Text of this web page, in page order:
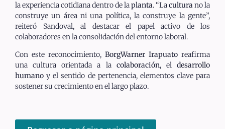
la experiencia cotidiana dentro de laplanta. “Laculturano la
construye un área ni una política, la construye la gente”,
reiteró Sandoval, al destacar el papel activo de los
colaboradores en la consolidación del entorno laboral.
Con este reconocimiento, BorgWarner Irapuato reafirma
una cultura orientada a la colaboración, eldesarrollo
humano y el sentido de pertenencia, elementos clave para
sostener su crecimiento en el largo plazo.